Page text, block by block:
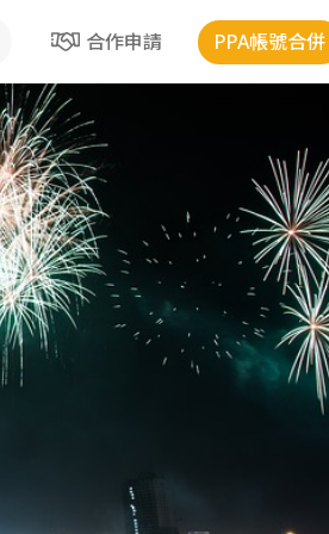
合作申請 PPA帳號合併